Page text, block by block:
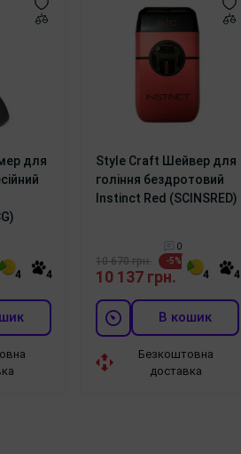
для
4 4
Style Craft Шейвер для
гоління бездротовий
Instinct Red (SCINSRED)
0
4 4
10 670 грн. -5%
10 137 грн.
В кошик
Безкоштовна
доставка